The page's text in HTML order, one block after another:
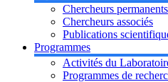
Chercheurs permanents
Chercheurs associés
Publications
Programmes
Activités du
Programmes de